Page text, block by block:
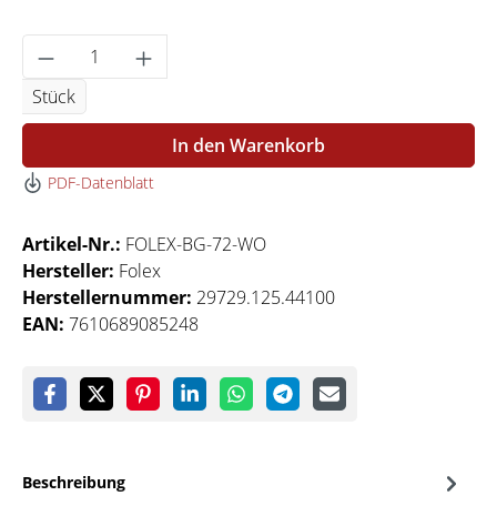
Produkt Anzahl: Gib den gewünschten
Stück
In den Warenkorb
PDF-Datenblatt
Artikel-Nr.: FOLEX-BG-72-WO
Hersteller: Folex
Herstellernummer: 29729.125.44100
EAN: 7610689085248
Beschreibung